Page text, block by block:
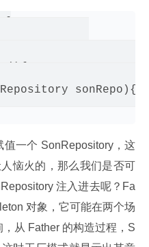
值一个 SonRepository，这
恼火的，那么我们是否可
注入进去呢？Fa
对象，它可能在两个场
从 Father 的构造过程，S